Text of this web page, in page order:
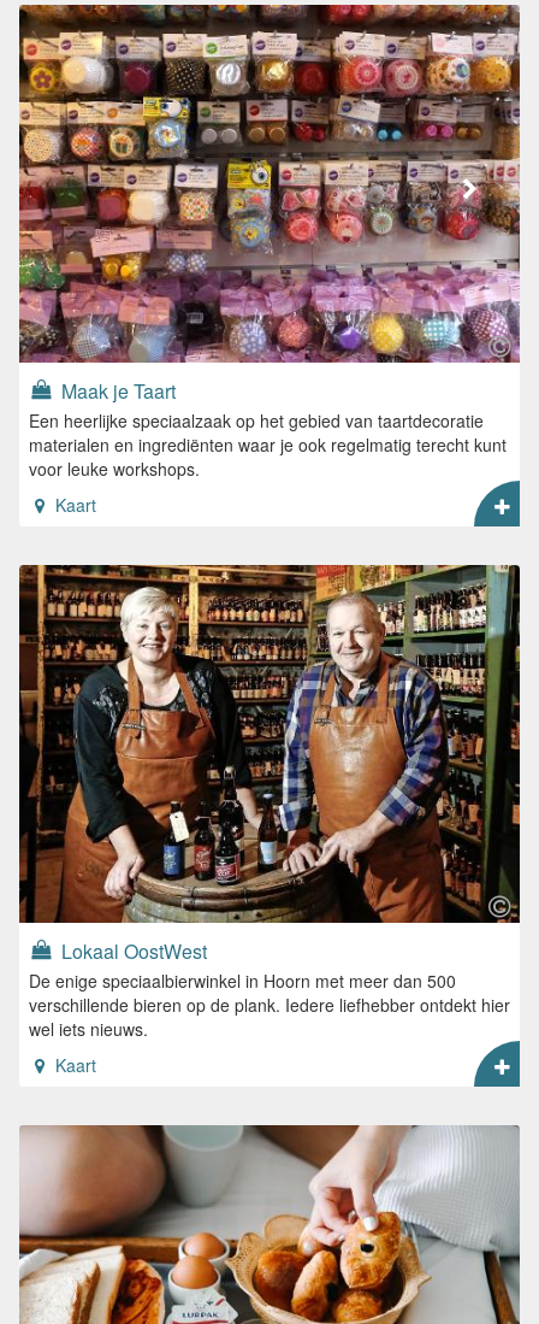
Maak je Taart
Een heerlijke speciaalzaak op het gebied van taartdecoratie
materialen en ingrediënten waar je ook regelmatig terecht kunt
voor leuke workshops.
Kaart
Lokaal OostWest
De enige speciaalbierwinkel in Hoorn met meer dan 500
verschillende bieren op de plank. Iedere liefhebber ontdekt hier
wel iets nieuws.
Kaart